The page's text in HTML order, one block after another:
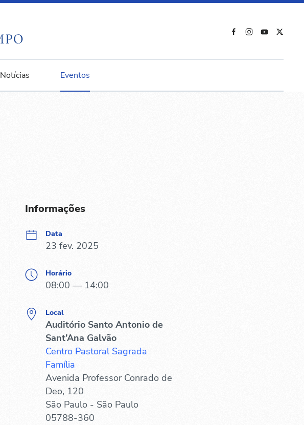
Notícias Eventos
Informações
Data
23 fev. 2025
Horário
08:00 — 14:00
Local
Auditório Santo Antonio de
Sant’Ana Galvão
Centro Pastoral Sagrada
Família
Avenida Professor Conrado de
Deo, 120
São Paulo - São Paulo
05788-360